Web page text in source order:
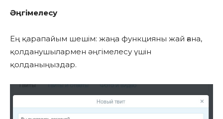
Әңгімелесу
Ең қарапайым шешім: жаңа функцияны жай ғана,
қолданушылармен әңгімелесу үшін
қолданыңыздар.